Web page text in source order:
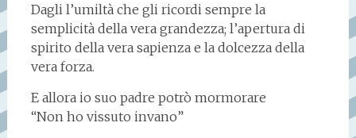
Dagli l’umiltà che gli ricordi sempre la
semplicità della vera grandezza; l’apertura di
spirito della vera sapienza e la dolcezza della
vera forza.
E allora io suo padre potrò mormorare
“Non ho vissuto invano”